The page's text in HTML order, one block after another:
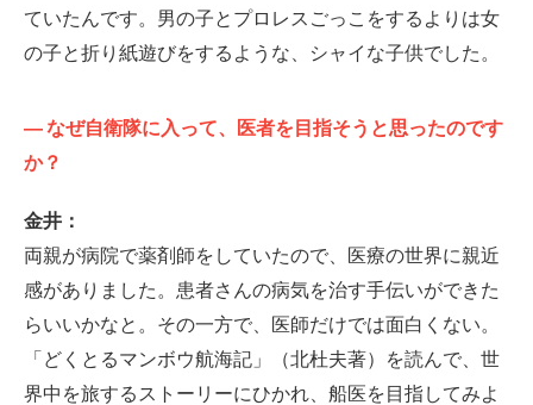
ていたんです。男の子とプロレスごっこをするよりは女
の子と折り紙遊びをするような、シャイな子供でした。
—なぜ自衛隊に入って、医者を目指そうと思ったのです
か？
金井：
両親が病院で薬剤師をしていたので、医療の世界に親近
感がありました。患者さんの病気を治す手伝いができた
らいいかなと。その一方で、医師だけでは面白くない。
「どくとるマンボウ航海記」（北杜夫著）を読んで、世
界中を旅するストーリーにひかれ、船医を目指してみよ